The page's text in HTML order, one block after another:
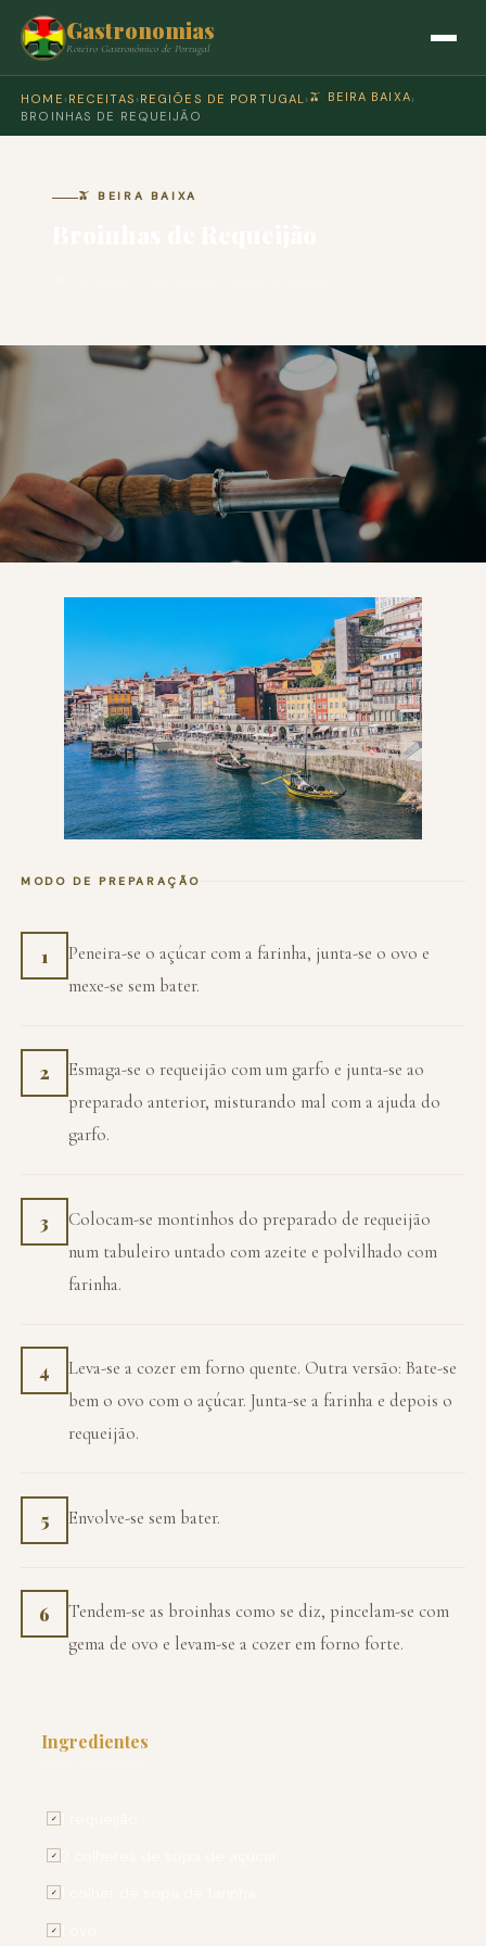
Gastronomias
Roteiro Gastronómico de Portugal
HOME › RECEITAS › REGIÕES DE PORTUGAL › 🫒 BEIRA BAIXA›
BROINHAS DE REQUEIJÃO
🫒 BEIRA BAIXA
MODO DE PREPARAÇÃO
1
Peneira-se o açúcar com a farinha, junta-se o ovo e
mexe-se sem bater.
2
Esmaga-se o requeijão com um garfo e junta-se ao
preparado anterior, misturando mal com a ajuda do
garfo.
3
Colocam-se montinhos do preparado de requeijão
num tabuleiro untado com azeite e polvilhado com
farinha.
4
Leva-se a cozer em forno quente. Outra versão: Bate-se
bem o ovo com o açúcar. Junta-se a farinha e depois o
requeijão.
5 Envolve-se sem bater.
6
Tendem-se as broinhas como se diz, pincelam-se com
gema de ovo e levam-se a cozer em forno forte.
Ingredientes
✓
✓
✓
✓